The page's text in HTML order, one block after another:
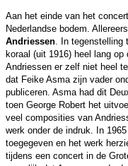
Aan het einde van het
Nederlandse bodem.
Andriessen . In
koraal (uit 1916) heel lang
Andriessen er zelf niet heel
dat Feike Asma zijn vader
publiceren. Asma had dit
toen George Robert het
veel composities van
werk onder de indruk. In
toegegeven en het werk
tijdens een concert in de